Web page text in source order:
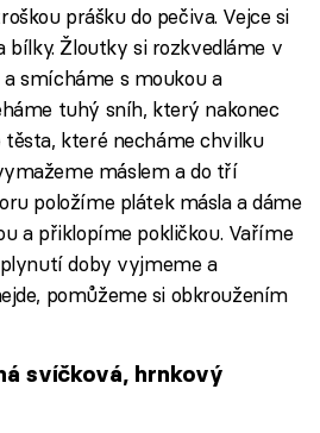
prášku do pečiva. Vejce si
bílky. Žloutky si rozkvedláme v
smícháme s moukou a
tuhý sníh, který nakonec
které necháme chvilku
máslem a do tří
položíme plátek másla a dáme
a přiklopíme pokličkou. Vaříme
doby vyjmeme a
pomůžeme si obkroužením
svíčková, hrnkový